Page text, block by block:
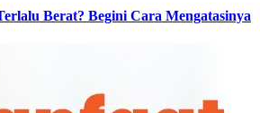
Berat? Begini Cara Mengatasinya